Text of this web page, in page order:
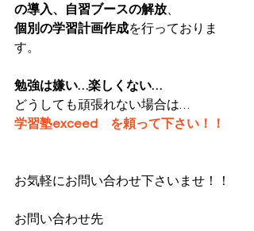
の導入、自習ブースの解放
個別の学習計画作成を行っておりま
す。
勉強は嫌い…楽しくない…
どうしても頑張れない場合は…
学習塾exceed　を頼って下さい！！
お気軽にお問い合わせ下さいませ！！
お問い合わせ先